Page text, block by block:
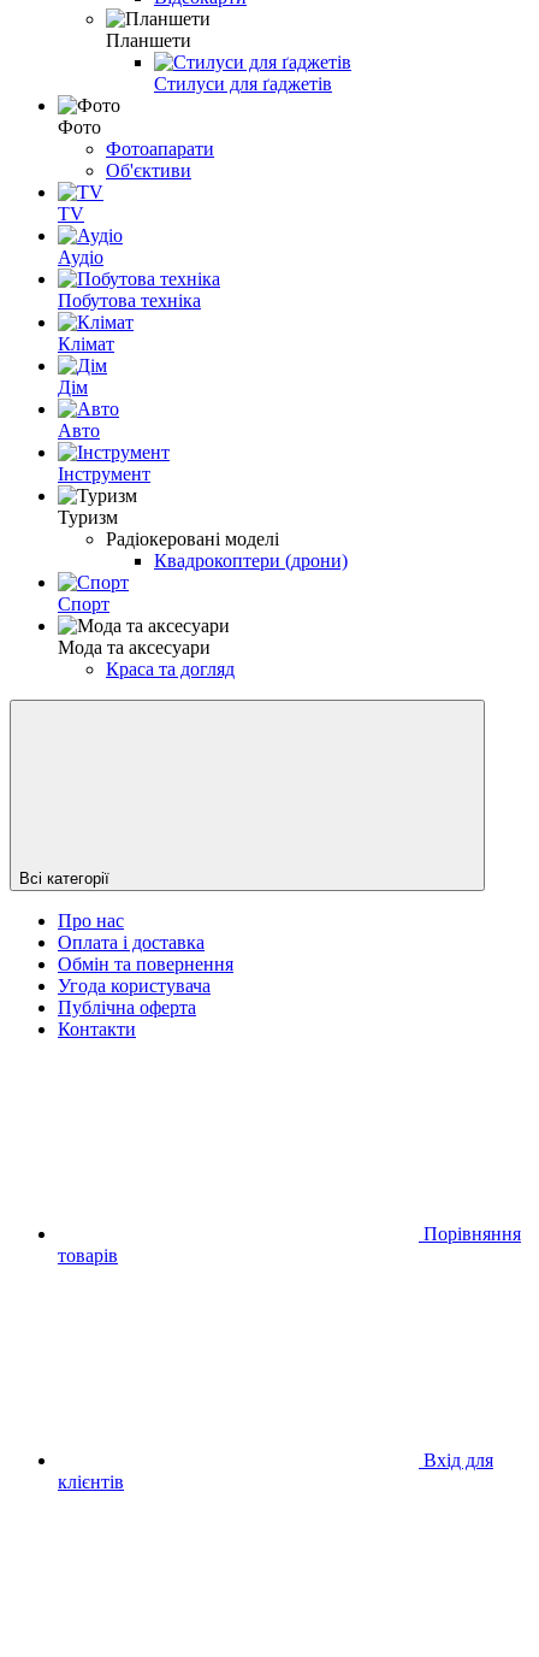
Планшети
Стилуси для ґаджетів
Фото
Фотоапарати
Об'єктиви
TV
Аудіо
Побутова техніка
Клімат
Дім
Авто
Інструмент
Туризм
Радіокеровані моделі
Квадрокоптери (дрони)
Спорт
Мода та аксесуари
Краса та догляд
Всі категорії
Про нас
Оплата і доставка
Обмін та повернення
Угода користувача
Публічна оферта
Контакти
Порівняння
товарів
Вхід для
клієнтів